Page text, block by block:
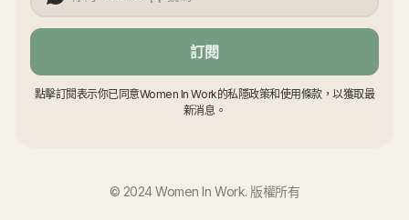
訂閱
點擊訂閱表示你已同意Women In Work的私隱政策和使用條款，以獲取最
新消息。
© 2024 Women In Work. 版權所有